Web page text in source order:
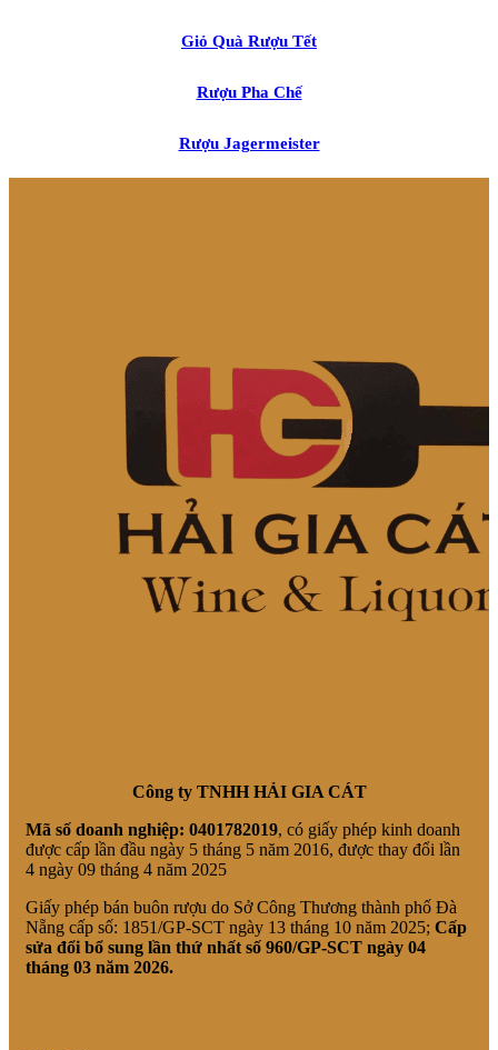
Giỏ Quà Rượu Tết
Rượu Pha Chế
Rượu Jagermeister
Công ty TNHH HẢI GIA CÁT
Mã số doanh nghiệp: 0401782019, có giấy phép kinh doanh
được cấp lần đầu ngày 5 tháng 5 năm 2016, được thay đổi lần
4 ngày 09 tháng 4 năm 2025
Giấy phép bán buôn rượu do Sở Công Thương thành phố Đà
Nẵng cấp số: 1851/GP-SCT ngày 13 tháng 10 năm 2025; Cấp
sửa đổi bổ sung lần thứ nhất số 960/GP-SCT ngày 04
tháng 03 năm 2026.